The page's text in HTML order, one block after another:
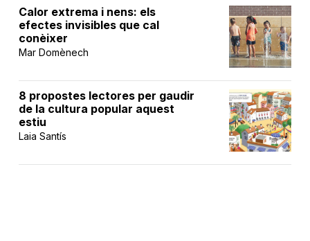
Calor extrema i nens: els
efectes invisibles que cal
conèixer
Mar Domènech
8 propostes lectores per gaudir
de la cultura popular aquest
estiu
Laia Santís